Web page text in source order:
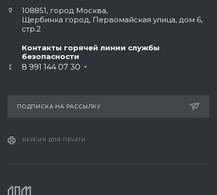
108851, город Москва,
Щербинка город, Первомайская улица, дом 6,
стр.2
Контакты горячей линии службы
безопасности
8 991 144 07 30
ПОДПИСКА НА РАССЫЛКУ
ВЕРСИЯ ДЛЯ ПЕЧАТИ